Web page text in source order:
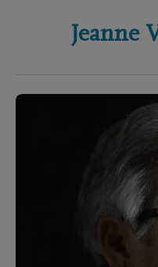
Jeanne